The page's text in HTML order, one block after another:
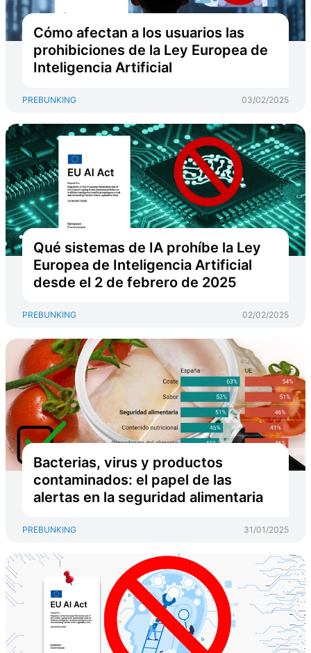
Cómo afectan a los usuarios las
prohibiciones de la Ley Europea de
Inteligencia Artificial
PREBUNKING 03/02/2025
Qué sistemas de IA prohíbe la Ley
Europea de Inteligencia Artificial
desde el 2 de febrero de 2025
PREBUNKING 02/02/2025
Bacterias, virus y productos
contaminados: el papel de las
alertas en la seguridad alimentaria
PREBUNKING 31/01/2025